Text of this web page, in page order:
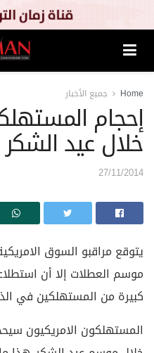
Home جميع الأخبار
إحجام
خلال عيد الشكر
27/11/2014
يتوقع مراقبو السوق
موسم العطلات إلا أن
كبيرة من المستهلكين في
المستهلكون الامريكيون